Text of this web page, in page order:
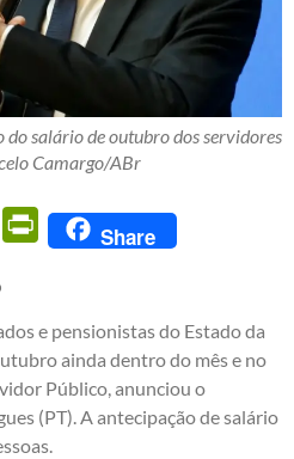
salário de outubro dos servidores
Camargo/ABr
Email PrintFriendly
Share
e pensionistas do Estado da
ainda dentro do mês e no
Público, anunciou o
(PT). A antecipação de salário